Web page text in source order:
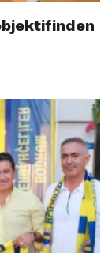
objektifinden